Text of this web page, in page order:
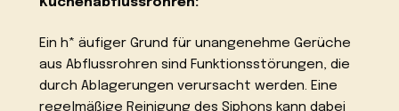
Ein h* äufiger Grund für unangenehme Gerüche
aus Abflussrohren sind Funktionsstörungen, die
durch Ablagerungen verursacht werden. Eine
regelmäßige Reinigung des Siphons kann dabei